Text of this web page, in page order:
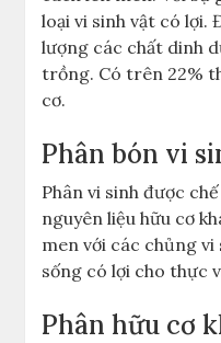
loại vi sinh vật có lợi.
lượng các chất dinh
trồng. Có trên 22%
cơ.
Phân bón vi
Phân vi sinh được
nguyên liệu hữu cơ
men với các chủng
sống có lợi cho thực
Phân hữu cơ